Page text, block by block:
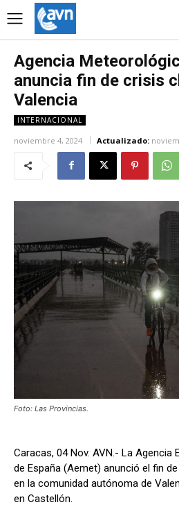
Agencia
anuncia fin de crisis
Valencia
INTERNACIONAL
noviembre 4, 2024 Actualizado:
Foto: Las Provincias.
Caracas, 04 Nov. AVN.- La Agencia
de España (Aemet) anunció el fin
en la comunidad autónoma de
en Castellón.